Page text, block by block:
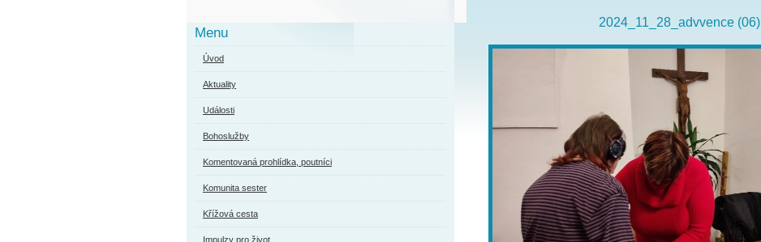
2024_11_28_advvence (06)
Menu
Úvod
Aktuality
Události
Bohoslužby
Komentovaná prohlídka, poutníci
Komunita sester
Křížová cesta
Impulzy pro život